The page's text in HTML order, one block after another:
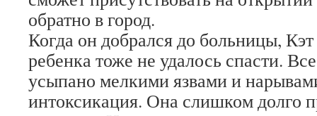
обратно в город.
Когда он добрался до больницы,
ребенка тоже не удалось спасти.
усыпано мелкими язвами и
интоксикация. Она слишком долго